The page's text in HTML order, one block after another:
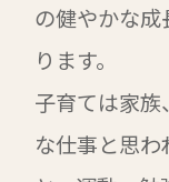
の健やかな
ります。
子育ては家
な仕事と思わ